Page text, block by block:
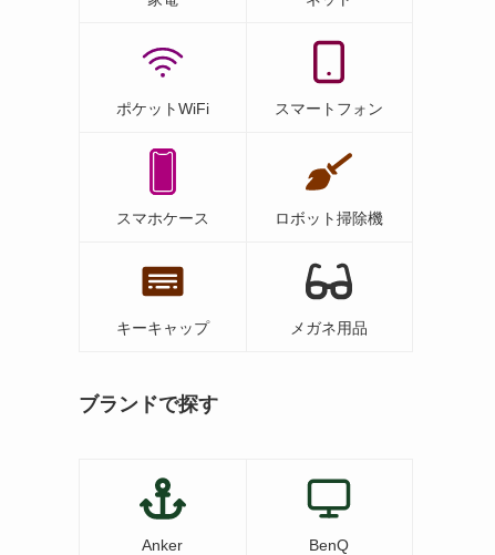
ポケットWiFi スマートフォン
スマホケース ロボット掃除機
キーキャップ メガネ用品
ブランドで探す
Anker BenQ